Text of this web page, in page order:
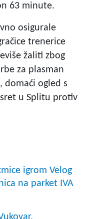
63 minute.
osigurale
trenerice
žaliti zbog
za plasman
domaći ogled s
u Splitu protiv
igrom Velog
na parket IVA